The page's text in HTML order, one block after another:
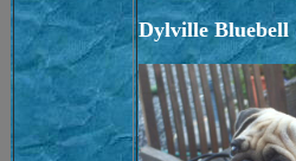
Dylville